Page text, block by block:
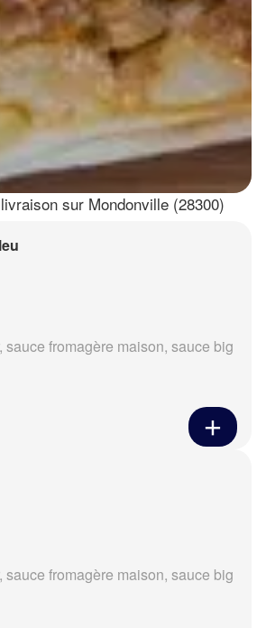
sur Mondonville (28300)
sauce fromagère maison, sauce big
sauce fromagère maison, sauce big